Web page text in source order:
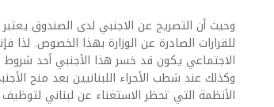
وحيث أن التصريح عن الاجنبي لدى الصندوق
للقرارات الصادرة عن الوزارة بهذا الخصوص.
الاجتماعي يكون قد خسر هذا الأجنبي أحد شروط
وكذلك عند شطب الأجراء اللبنانيين بعد منح
الأنظمة التي تحظر الاستغناء عن لبناني